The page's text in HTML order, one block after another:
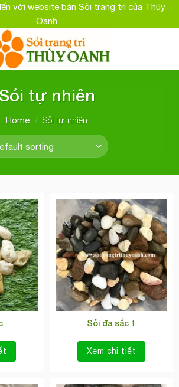
với website bán Sỏi trang trí của Thùy
Oanh
Sỏi tự nhiên
Home / Sỏi tự nhiên
Sỏi đa sắc 1
Xem chi tiết